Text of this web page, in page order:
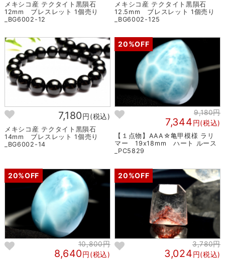
メキシコ産 テクタイト黒隕石
12mm ブレスレット 1個売り
_BG6002-12
メキシコ産 テクタイト黒隕石
12.5mm ブレスレット 1個売り
_BG6002-125
7,180円(税込)
メキシコ産 テクタイト黒隕石
14mm ブレスレット 1個売り
_BG6002-14
20%OFF
9,180円
7,344円(税込)
【１点物】AAA☆亀甲模様 ラリ
マー 19x18mm ハート ルース
_PC5829
20%OFF
10,800円
8,640円(税込)
20%OFF
3,780円
3,024円(税込)